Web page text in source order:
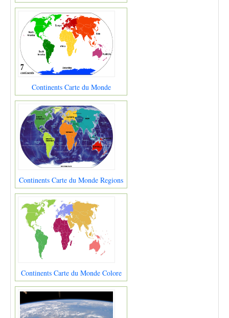
Continents Carte du Monde
Continents Carte du Monde Regions
Continents Carte du Monde Colore